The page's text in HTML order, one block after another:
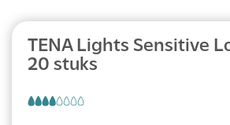
TENA Lights Sensitive
20 stuks